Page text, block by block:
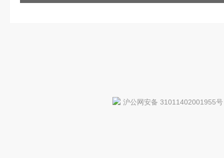
沪公网安备 31011402001955号